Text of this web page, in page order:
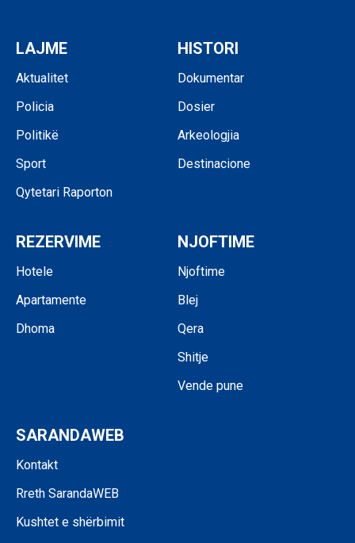
LAJME
Aktualitet
Policia
Politikë
Sport
Qytetari Raporton
HISTORI
Dokumentar
Dosier
Arkeologjia
Destinacione
REZERVIME
Hotele
Apartamente
Dhoma
NJOFTIME
Njoftime
Blej
Qera
Shitje
Vende pune
SARANDAWEB
Kontakt
Rreth SarandaWEB
Kushtet e shërbimit